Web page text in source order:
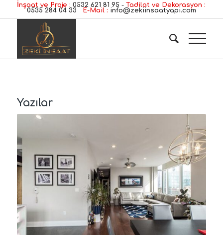
İnşaat ve Proje : 0532 621 81 95 - Tadilat ve Dekorasyon :
0535 284 04 33 E-Mail : info@zekiinsaatyapi.com
Yazılar